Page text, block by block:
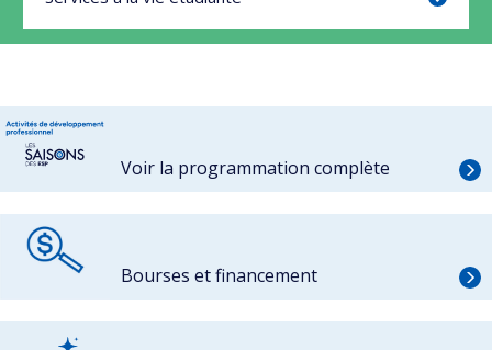
Voir la programmation complète
Bourses et financement